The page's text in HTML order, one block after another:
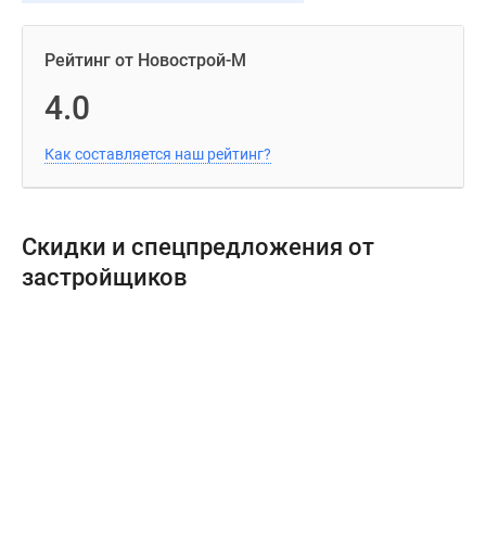
Рейтинг от Новострой-М
4.0
Как составляется наш рейтинг?
Скидки и спецпредложения от
застройщиков